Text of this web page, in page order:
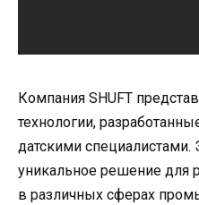
Компания SHUFT
технологии,
датскими специалистами.
уникальное решение для
в различных сферах